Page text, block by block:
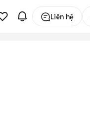
Liên hệ